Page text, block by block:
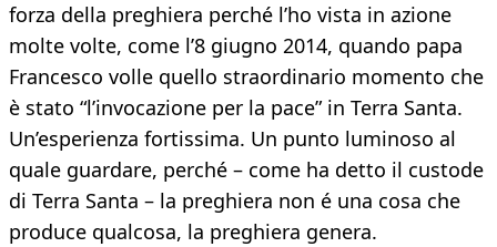
forza della preghiera perché l’ho vista in azione
molte volte, come l’8 giugno 2014, quando papa
Francesco volle quello straordinario momento che
è stato “l’invocazione per la pace” in Terra Santa.
Un’esperienza fortissima. Un punto luminoso al
quale guardare, perché – come ha detto il custode
di Terra Santa – la preghiera non é una cosa che
produce qualcosa, la preghiera genera.